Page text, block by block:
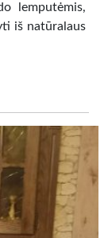
lemputėmis,
iš natūralaus